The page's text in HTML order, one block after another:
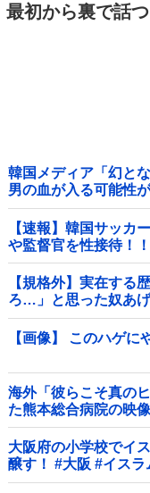
最初から裏で話
韓国メディア「幻と
男の血が入る可能性
【速報】韓国サッカ
や監督官を性接待！！
【規格外】実在する
ろ…」と思った奴あ
【画像】 このハゲ
海外「彼らこそ真の
た熊本総合病院の映
大阪府の小学校でイ
醸す！ #大阪